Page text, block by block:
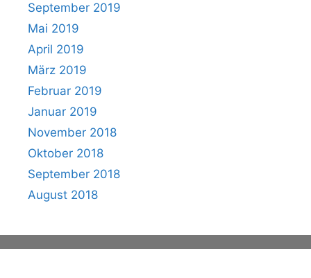
September 2019
Mai 2019
April 2019
März 2019
Februar 2019
Januar 2019
November 2018
Oktober 2018
September 2018
August 2018